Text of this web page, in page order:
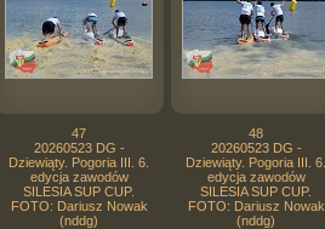
47
20260523 DG -
Dziewiąty. Pogoria III. 6.
edycja zawodów
SILESIA SUP CUP.
FOTO: Dariusz Nowak
(nddg)
48
20260523 DG -
Dziewiąty. Pogoria III. 6.
edycja zawodów
SILESIA SUP CUP.
FOTO: Dariusz Nowak
(nddg)